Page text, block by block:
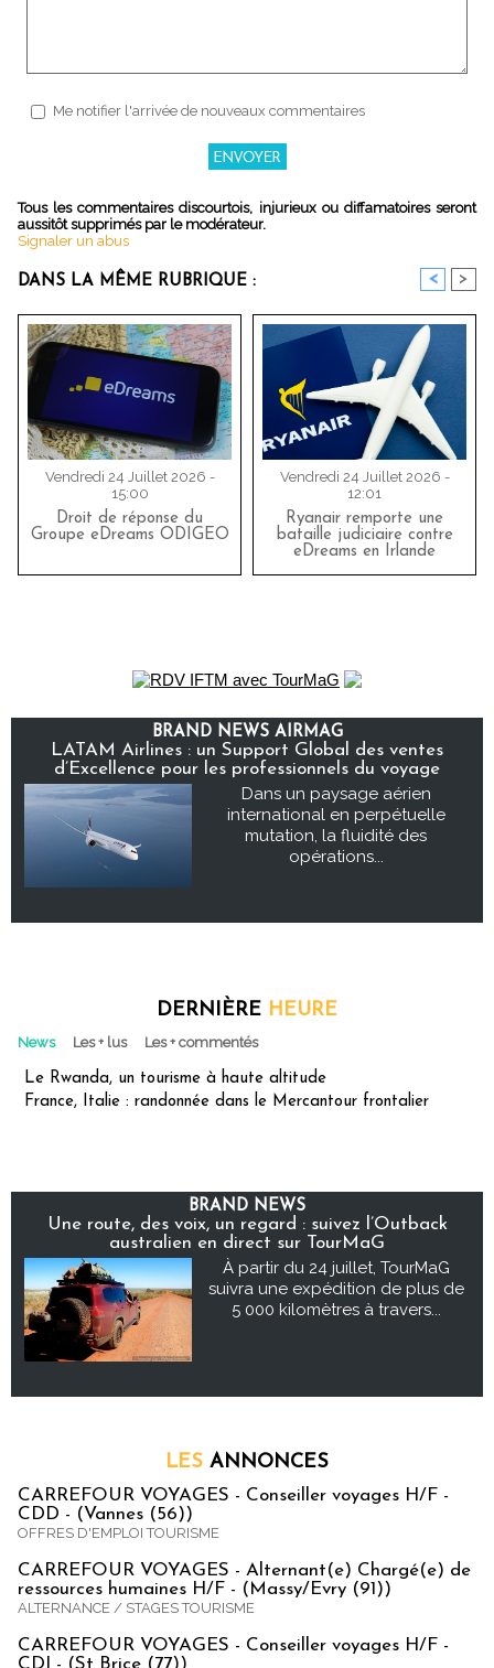
Me notifier l'arrivée de nouveaux commentaires
Tous les commentaires discourtois, injurieux ou diffamatoires seront
aussitôt supprimés par le modérateur.
Signaler un abus
DANS LA MÊME RUBRIQUE : < >
Vendredi 24 Juillet 2026 -
15:00
Droit de réponse du
Groupe eDreams ODIGEO
Vendredi 24 Juillet 2026 -
12:01
Ryanair remporte une
bataille judiciaire contre
eDreams en Irlande
BRAND NEWS AIRMAG
LATAM Airlines : un Support Global des ventes
d’Excellence pour les professionnels du voyage
Dans un paysage aérien
international en perpétuelle
mutation, la fluidité des
opérations...
DERNIÈRE HEURE
News Les + lus Les + commentés
Le Rwanda, un tourisme à haute altitude
France, Italie : randonnée dans le Mercantour frontalier
BRAND NEWS
Une route, des voix, un regard : suivez l’Outback
australien en direct sur TourMaG
À partir du 24 juillet, TourMaG
suivra une expédition de plus de
5 000 kilomètres à travers...
LES ANNONCES
CARREFOUR VOYAGES - Conseiller voyages H/F -
CDD - (Vannes (56))
OFFRES D'EMPLOI TOURISME
CARREFOUR VOYAGES - Alternant(e) Chargé(e) de
ressources humaines H/F - (Massy/Evry (91))
ALTERNANCE / STAGES TOURISME
CARREFOUR VOYAGES - Conseiller voyages H/F -
CDI - (St Brice (77))